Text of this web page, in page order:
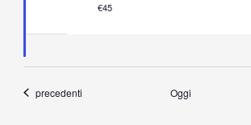
€45
Eventi
precedenti Oggi